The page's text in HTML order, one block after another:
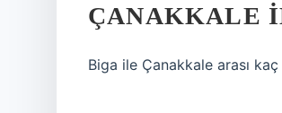
ÇANAKKALE
Biga ile Çanakkale arası